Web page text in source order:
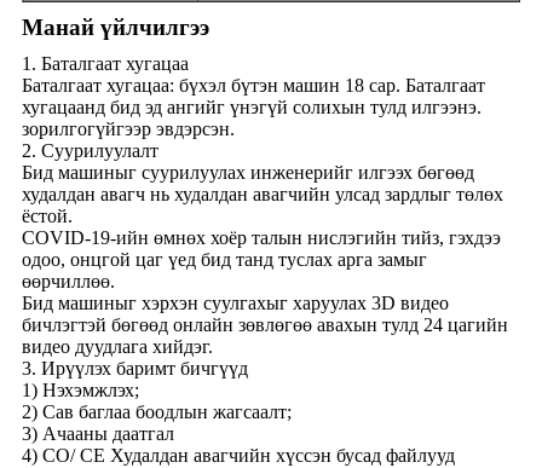
Манай үйлчилгээ
1. Баталгаат хугацаа
Баталгаат хугацаа: бүхэл бүтэн машин 18 сар. Баталгаат
хугацаанд бид эд ангийг үнэгүй солихын тулд илгээнэ.
зорилгогүйгээр эвдэрсэн.
2. Суурилуулалт
Бид машиныг суурилуулах инженерийг илгээх бөгөөд
худалдан авагч нь худалдан авагчийн улсад зардлыг төлөх
ёстой.
COVID-19-ийн өмнөх хоёр талын нислэгийн тийз, гэхдээ
одоо, онцгой цаг үед бид танд туслах арга замыг
өөрчиллөө.
Бид машиныг хэрхэн суулгахыг харуулах 3D видео
бичлэгтэй бөгөөд онлайн зөвлөгөө авахын тулд 24 цагийн
видео дуудлага хийдэг.
3. Ирүүлэх баримт бичгүүд
1) Нэхэмжлэх;
2) Сав баглаа боодлын жагсаалт;
3) Ачааны даатгал
4) CO/ CE Худалдан авагчийн хүссэн бусад файлууд